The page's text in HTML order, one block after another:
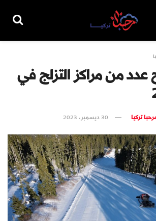
عدد من مراكز التزلج في
تركيا 30 ديسمبر، 2023